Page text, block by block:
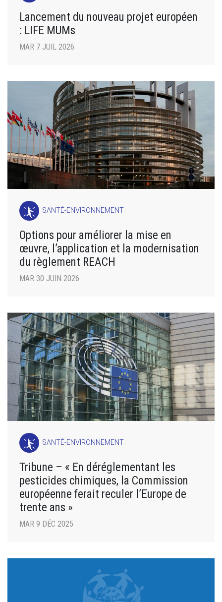
Lancement du nouveau projet européen
: LIFE MUMs
MAR 7 JUIL 2026
SANTÉ-ENVIRONNEMENT
Options pour améliorer la mise en
œuvre, l’application et la modernisation
du règlement REACH
MAR 30 JUIN 2026
SANTÉ-ENVIRONNEMENT
Tribune – « En déréglementant les
pesticides chimiques, la Commission
européenne ferait reculer l’Europe de
trente ans »
MAR 9 DÉC 2025